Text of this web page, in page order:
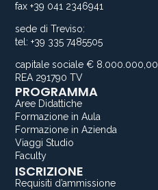
fax +39 041 2346941
sede di Treviso:
tel: +39 335 7485505
capitale sociale € 8.000.000,00
REA 291790 TV
PROGRAMMA
Aree Didattiche
Formazione in Aula
Formazione in Azienda
Viaggi Studio
Faculty
ISCRIZIONE
Requisiti d’ammissione